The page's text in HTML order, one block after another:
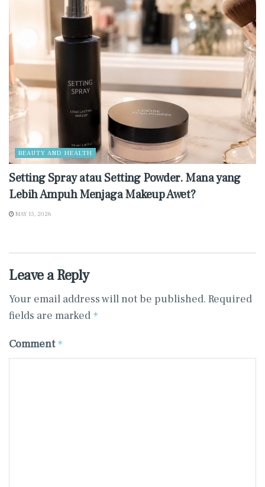
BEAUTY AND HEALTH
Setting Spray atau Setting Powder. Mana yang
Lebih Ampuh Menjaga Makeup Awet?
MAY 15, 2026
Leave a Reply
Your email address will not be published. Required
fields are marked *
Comment *